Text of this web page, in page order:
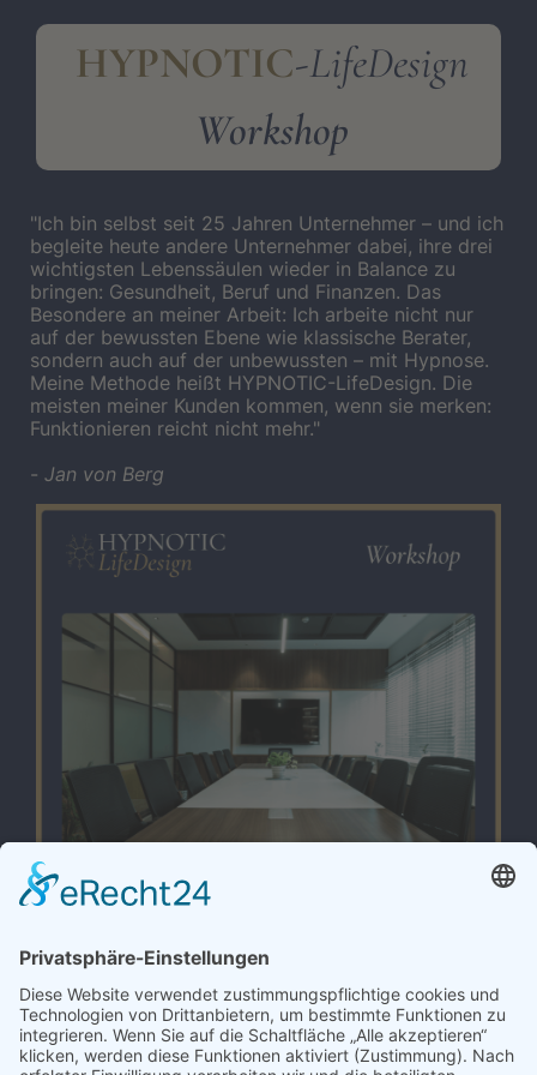
HYPNOTIC-LifeDesign
Workshop
"Ich bin selbst seit 25 Jahren Unternehmer – und ich
begleite heute andere Unternehmer dabei, ihre drei
wichtigsten Lebenssäulen wieder in Balance zu
bringen: Gesundheit, Beruf und Finanzen. Das
Besondere an meiner Arbeit: Ich arbeite nicht nur
auf der bewussten Ebene wie klassische Berater,
sondern auch auf der unbewussten – mit Hypnose.
Meine Methode heißt HYPNOTIC-LifeDesign. Die
meisten meiner Kunden kommen, wenn sie merken:
Funktionieren reicht nicht mehr."
- Jan von Berg
Warteliste
Trage Dich gerne in die Warteliste ein und
erhalte alle Informationen rund um den
Workshop, sobald es wieder los geht.